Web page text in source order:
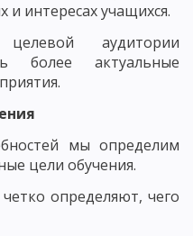
и интересах учащихся.
аудитории
более актуальные
мы определим
цели обучения.
определяют, чего